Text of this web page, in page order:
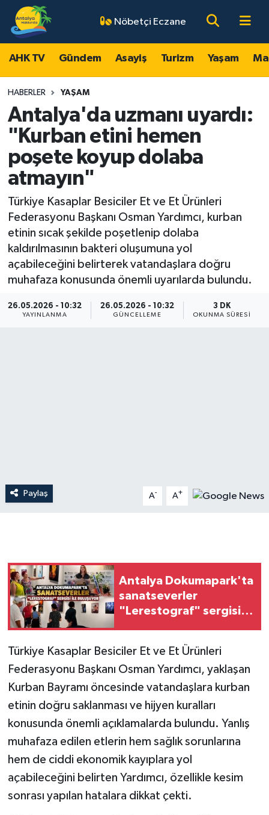
Nöbetçi Eczane
AHK TV Gündem Asayiş Turizm Yaşam
HABERLER YAŞAM
Antalya'da uzmanı uyardı:
"Kurban etini hemen
poşete koyup dolaba
atmayın"
Türkiye Kasaplar Besiciler Et ve Et Ürünleri
Federasyonu Başkanı Osman Yardımcı, kurban
etinin sıcak şekilde poşetlenip dolaba
kaldırılmasının bakteri oluşumuna yol
açabileceğini belirterek vatandaşlara doğru
muhafaza konusunda önemli uyarılarda bulundu.
26.05.2026 - 10:32
YAYINLANMA
26.05.2026 - 10:32
GÜNCELLEME
3 DK
OKUNMA SÜRESI
Paylaş A- A+
Antalya Dokumapark'ta
sanatseverler
"Lerestograf" sergisi
Türkiye Kasaplar Besiciler Et ve Et Ürünleri
Federasyonu Başkanı Osman Yardımcı, yaklaşan
Kurban Bayramı öncesinde vatandaşlara kurban
etinin doğru saklanması ve hijyen kuralları
konusunda önemli açıklamalarda bulundu. Yanlış
muhafaza edilen etlerin hem sağlık sorunlarına
hem de ciddi ekonomik kayıplara yol
açabileceğini belirten Yardımcı, özellikle kesim
sonrası yapılan hatalara dikkat çekti.
AHK TV
Gündem
Asayiş
Turizm
Yaşam
Magazin
Ekonomi
Spor
Resmi Reklamlar
Antalya Nöbetçi Eczaneler
Antalya Hava Durumu
Antalya Namaz Vakitleri
Antalya Trafik Yoğunluk Haritası
Süper Lig Puan Durumu ve Fikstür
Tüm Manşetler
Son Dakika Haberleri
Haber Arşivi